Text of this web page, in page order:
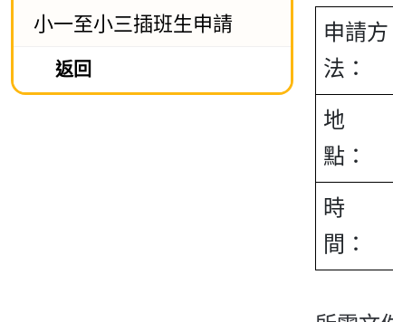
小一至小三插班生申請
返回
申請方
法：
地
點：
時
間：